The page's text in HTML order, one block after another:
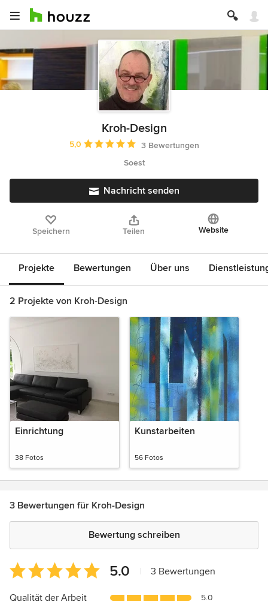
Kroh-Design
Durchschnittliche Bewertung: 5 von 5 Sternen
5,0
3 Bewertungen
Soest
Nachricht senden
Speichern Teilen Website
Projekte Bewertungen Über uns
2 Projekte von Kroh-Design
Einrichtung
38 Fotos
Kunstarbeiten
56 Fotos
3 Bewertungen für Kroh-Design
Bewertung schreiben
Durchschnittliche
Bewertung:
5
5.0 3 Bewertungen
Qualität der Arbeit 5.0